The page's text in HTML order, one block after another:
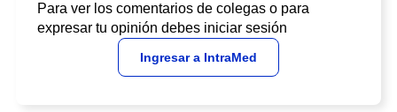
Para ver los comentarios de colegas o para
expresar tu opinión debes iniciar sesión
Ingresar a IntraMed